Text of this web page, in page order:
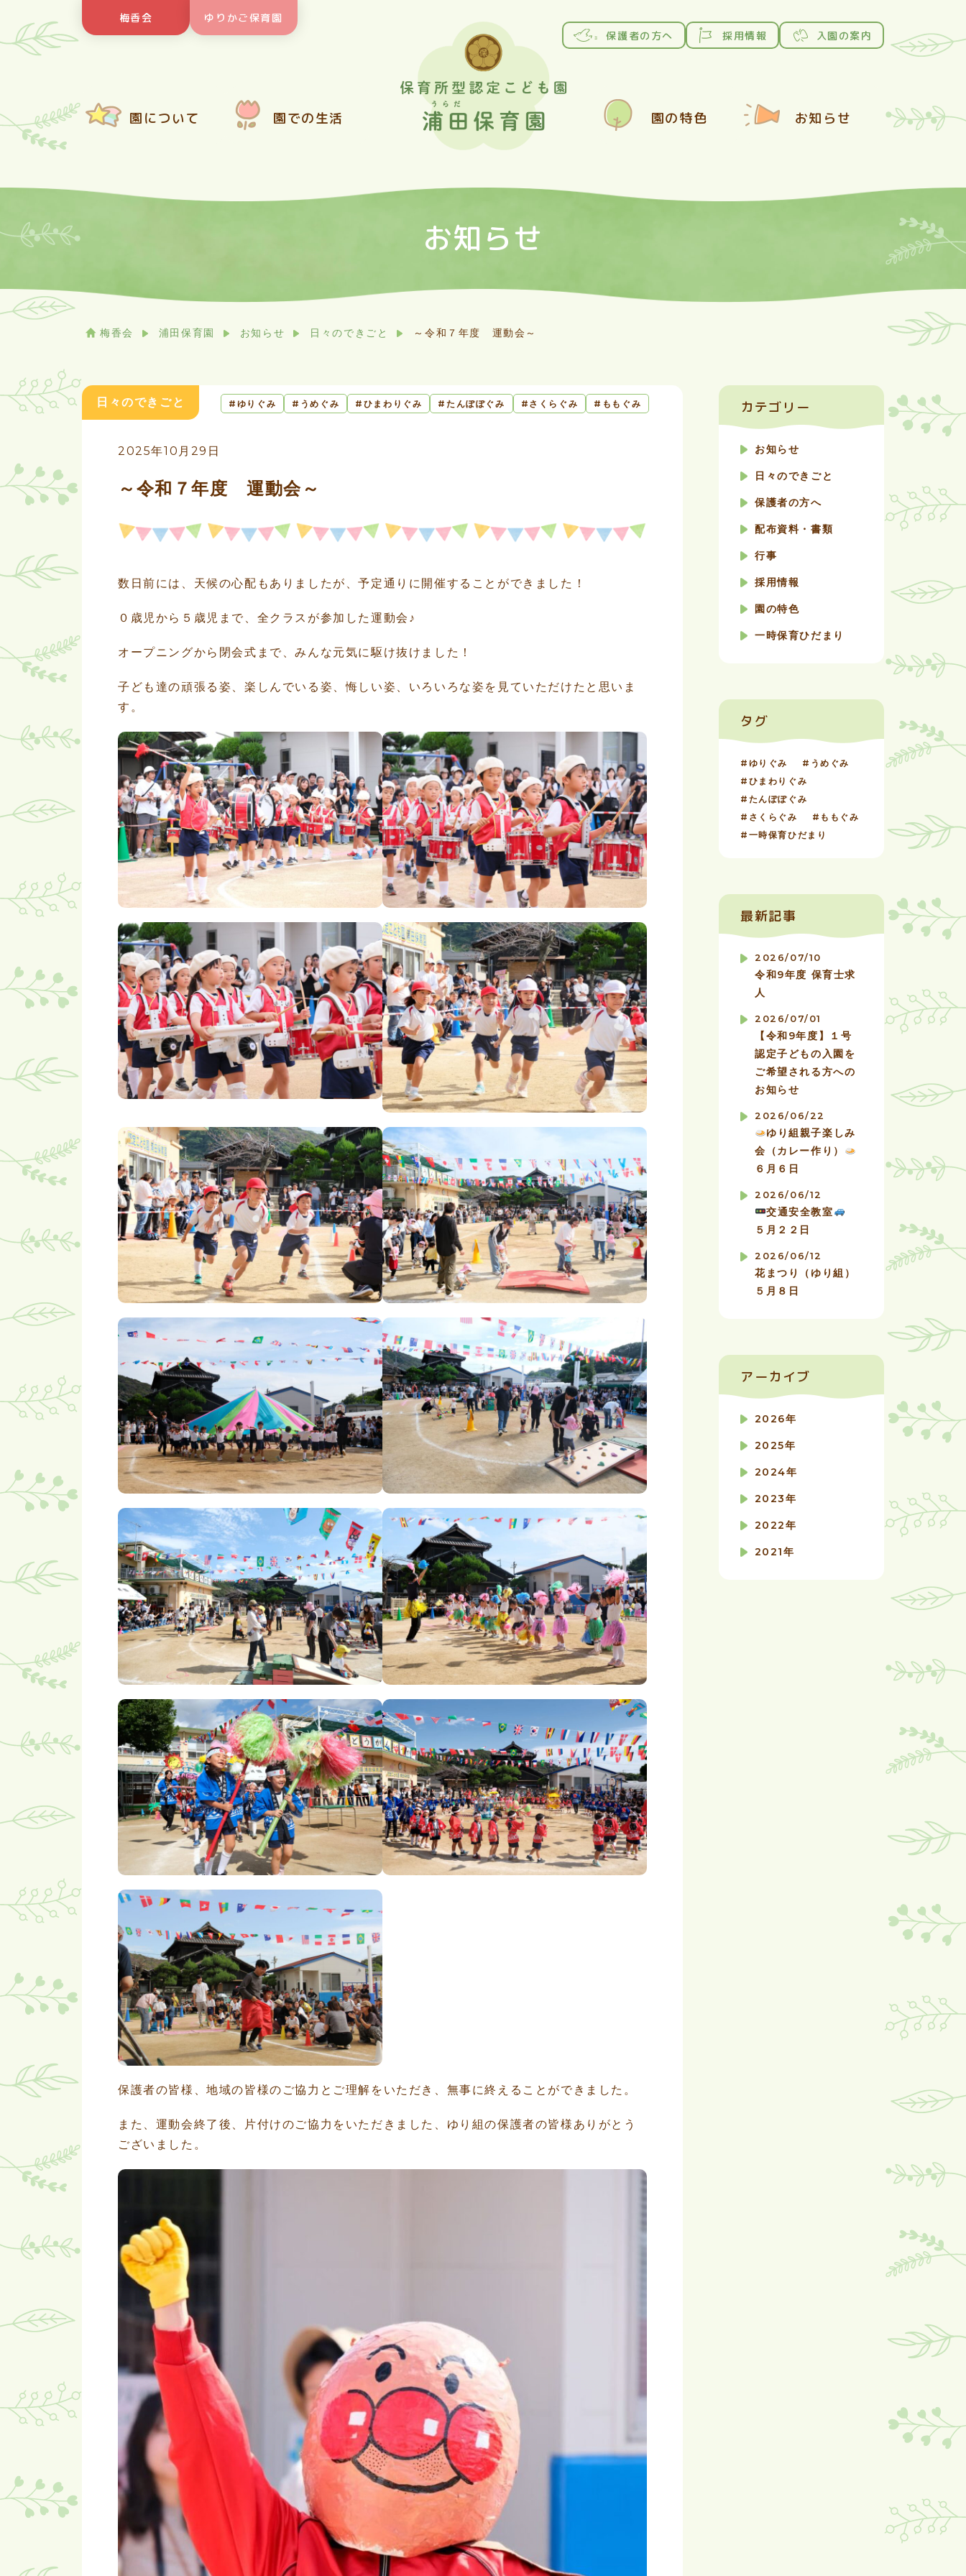
content
梅香会 ゆりかご保育園
園について 園での生活 園の特色 お知らせ
保護者の方へ 採用情報 入園の案内
お知らせ
梅香会 浦田保育園 お知らせ 日々のできごと ～令和７年度 運動会～
日々のできごと ゆりぐみ うめぐみ ひまわりぐみ たんぽぽぐみ さくらぐみ ももぐみ
2025年10月29日
～令和７年度 運動会～
数日前には、天候の心配もありましたが、予定通りに開催することができました！
０歳児から５歳児まで、全クラスが参加した運動会♪
オープニングから閉会式まで、みんな元気に駆け抜けました！
子ども達の頑張る姿、楽しんでいる姿、悔しい姿、いろいろな姿を見ていただけたと思いま
す。
保護者の皆様、地域の皆様のご協力とご理解をいただき、無事に終えることができました。
また、運動会終了後、片付けのご協力をいただきました、ゆり組の保護者の皆様ありがとう
ございました。
カテゴリー
お知らせ
日々のできごと
保護者の方へ
配布資料・書類
行事
採用情報
園の特色
一時保育ひだまり
タグ
ゆりぐみ
うめぐみ
ひまわりぐみ
たんぽぽぐみ
さくらぐみ
ももぐみ
一時保育ひだまり
最新記事
2026/07/10
令和9年度 保育士求
人
2026/07/01
【令和9年度】１号
認定子どもの入園を
ご希望される方への
お知らせ
2026/06/22
ゆり組親子楽しみ
会（カレー作り）
６月６日
2026/06/12
交通安全教室
５月２２日
2026/06/12
花まつり（ゆり組）
５月８日
アーカイブ
2026年
2025年
2024年
2023年
2022年
2021年